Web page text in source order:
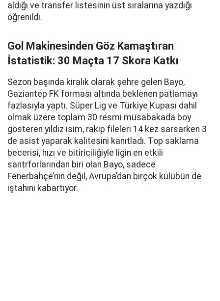
aldığı ve transfer listesinin üst sıralarına yazdığı
öğrenildi.
Gol Makinesinden Göz Kamaştıran
İstatistik: 30 Maçta 17 Skora Katkı
Sezon başında kiralık olarak şehre gelen Bayo,
Gaziantep FK forması altında beklenen patlamayı
fazlasıyla yaptı. Süper Lig ve Türkiye Kupası dahil
olmak üzere toplam 30 resmi müsabakada boy
gösteren yıldız isim, rakip fileleri 14 kez sarsarken 3
de asist yaparak kalitesini kanıtladı. Top saklama
becerisi, hızı ve bitiriciliğiyle ligin en etkili
santrforlarından biri olan Bayo, sadece
Fenerbahçe’nin değil, Avrupa’dan birçok kulübün de
iştahını kabartıyor.